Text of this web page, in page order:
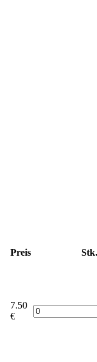
Preis Stk.
7.50
€